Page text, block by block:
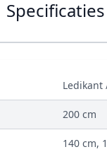
Specificaties
Ledikant
200 cm
140 cm,